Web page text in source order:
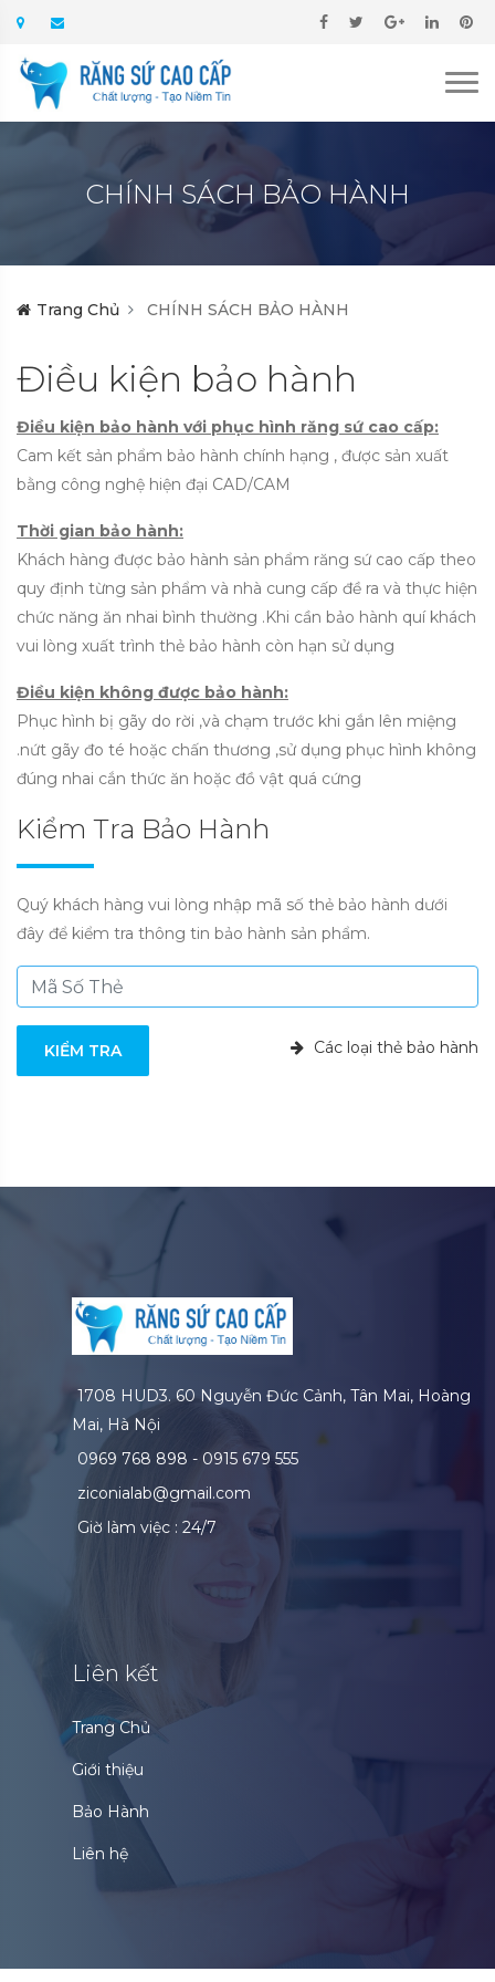
CHÍNH SÁCH BẢO HÀNH
Trang Chủ CHÍNH SÁCH BẢO HÀNH
Điều kiện bảo hành
Điều kiện bảo hành với phục hình răng sứ cao cấp:
Cam kết sản phẩm bảo hành chính hạng , được sản xuất
bằng công nghệ hiện đại CAD/CAM
Thời gian bảo hành:
Khách hàng được bảo hành sản phẩm răng sứ cao cấp theo
quy định từng sản phẩm và nhà cung cấp đề ra và thực hiện
chức năng ăn nhai bình thường .Khi cần bảo hành quí khách
vui lòng xuất trình thẻ bảo hành còn hạn sử dụng
Điều kiện không được bảo hành:
Phục hình bị gãy do rời ,và chạm trước khi gắn lên miệng
.nứt gãy đo té hoặc chấn thương ,sử dụng phục hình không
đúng nhai cắn thức ăn hoặc đồ vật quá cứng
Kiểm Tra Bảo Hành
Quý khách hàng vui lòng nhập mã số thẻ bảo hành dưới
đây để kiểm tra thông tin bảo hành sản phẩm.
KIỂM TRA Các loại thẻ bảo hành
1708 HUD3. 60 Nguyễn Đức Cảnh, Tân Mai, Hoàng
Mai, Hà Nội
0969 768 898 - 0915 679 555
ziconialab@gmail.com
Giờ làm việc : 24/7
Liên kết
Trang Chủ
Giới thiệu
Bảo Hành
Liên hệ